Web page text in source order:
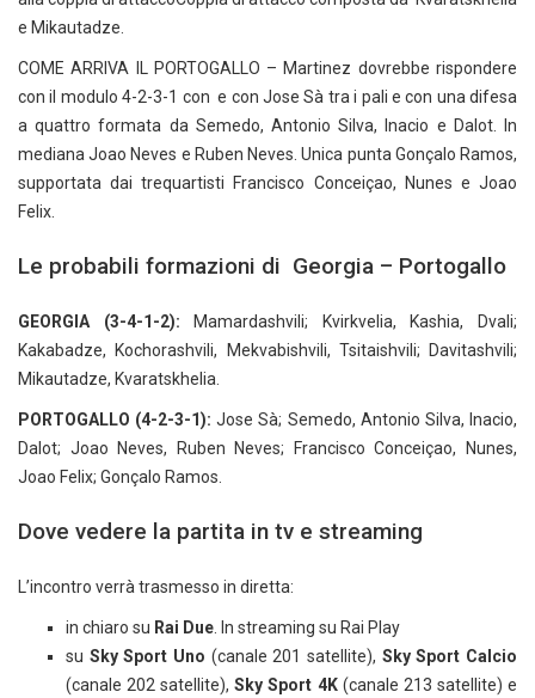
e Mikautadze.
COME ARRIVA IL PORTOGALLO – Martinez dovrebbe rispondere
con il modulo 4-2-3-1 con e con Jose Sà tra i pali e con una difesa
a quattro formata da Semedo, Antonio Silva, Inacio e Dalot. In
mediana Joao Neves e Ruben Neves. Unica punta Gonçalo Ramos,
supportata dai trequartisti Francisco Conceiçao, Nunes e Joao
Felix.
Le probabili formazioni di Georgia – Portogallo
GEORGIA (3-4-1-2): Mamardashvili; Kvirkvelia, Kashia, Dvali;
Kakabadze, Kochorashvili, Mekvabishvili, Tsitaishvili; Davitashvili;
Mikautadze, Kvaratskhelia.
PORTOGALLO (4-2-3-1): Jose Sà; Semedo, Antonio Silva, Inacio,
Dalot; Joao Neves, Ruben Neves; Francisco Conceiçao, Nunes,
Joao Felix; Gonçalo Ramos.
Dove vedere la partita in tv e streaming
L’incontro verrà trasmesso in diretta:
in chiaro su Rai Due. In streaming su Rai Play
su Sky Sport Uno (canale 201 satellite), Sky Sport Calcio
(canale 202 satellite),Sky Sport 4K(canale 213 satellite) e